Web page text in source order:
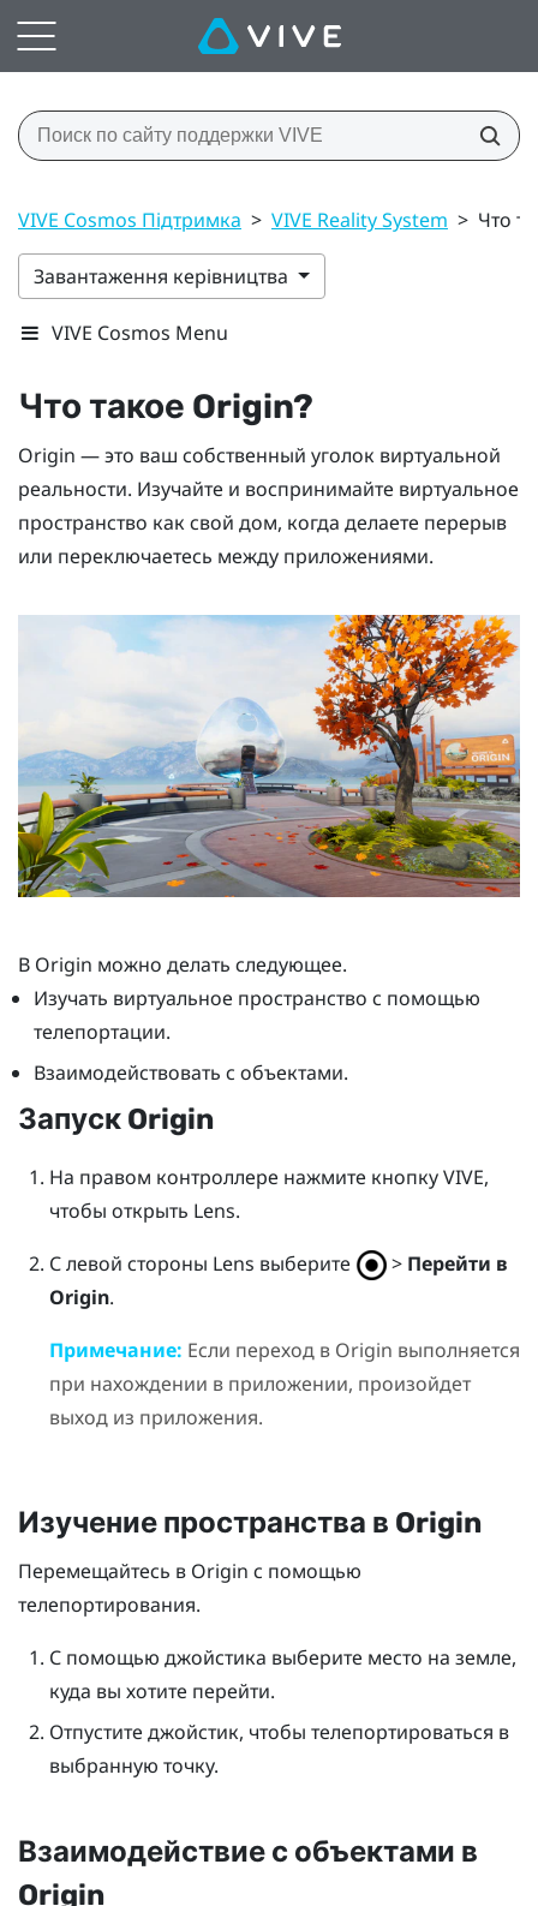
VIVE Cosmos Підтримка > VIVE Reality System > Что
Завантаження керівництва
VIVE Cosmos Menu
Что такое Origin?
Origin — это ваш собственный уголок виртуальной
реальности. Изучайте и воспринимайте виртуальное
пространство как свой дом, когда делаете перерыв
или переключаетесь между приложениями.
В Origin можно делать следующее.
Изучать виртуальное пространство с помощью
телепортации.
Взаимодействовать с объектами.
Запуск Origin
На правом контроллере нажмите кнопкуVIVE,
чтобы открыть Lens.
С левой стороны Lens выберите > Перейти в
Origin.
Примечание: Если переход в Origin выполняется
при нахождении в приложении, произойдет
выход из приложения.
Изучение пространства в Origin
Перемещайтесь в Origin с помощью
телепортирования.
С помощью джойстика выберите место на земле,
куда вы хотите перейти.
Отпустите джойстик, чтобы телепортироваться в
выбранную точку.
Взаимодействие с объектами в
Origin